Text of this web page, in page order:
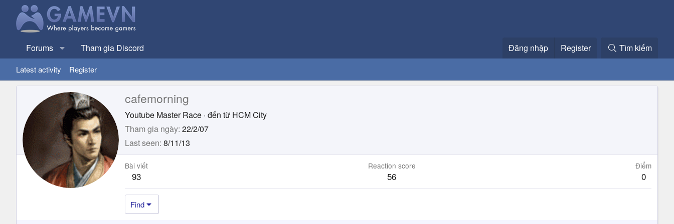
Forums Tham gia Discord Đăng nhập Register Tìm kiếm
Latest activity Register
cafemorning
Youtube Master Race · đến từ HCM City
Tham gia ngày 22/2/07
Last seen 8/11/13
Bài viết
93
Reaction score
56
Điểm
0
Find